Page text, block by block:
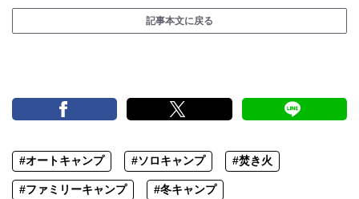
記事本文に戻る
#オートキャンプ #ソロキャンプ #焚き火
#ファミリーキャンプ #冬キャンプ